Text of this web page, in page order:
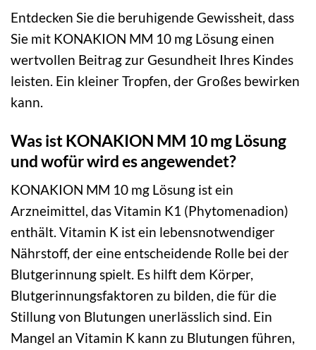
Entdecken Sie die beruhigende Gewissheit, dass
Sie mit KONAKION MM 10 mg Lösung einen
wertvollen Beitrag zur Gesundheit Ihres Kindes
leisten. Ein kleiner Tropfen, der Großes bewirken
kann.
Was ist KONAKION MM 10 mg Lösung
und wofür wird es angewendet?
KONAKION MM 10 mg Lösung ist ein
Arzneimittel, das Vitamin K1 (Phytomenadion)
enthält. Vitamin K ist ein lebensnotwendiger
Nährstoff, der eine entscheidende Rolle bei der
Blutgerinnung spielt. Es hilft dem Körper,
Blutgerinnungsfaktoren zu bilden, die für die
Stillung von Blutungen unerlässlich sind. Ein
Mangel an Vitamin K kann zu Blutungen führen,